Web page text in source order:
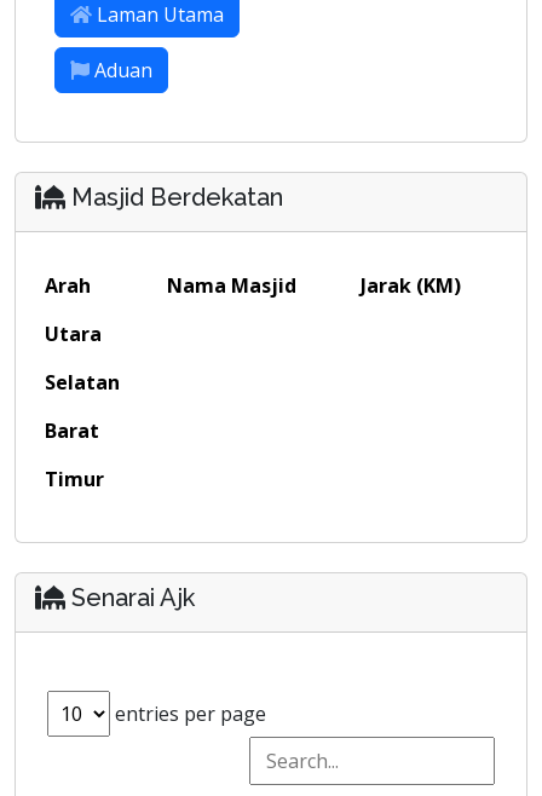
Laman Utama
Aduan
Masjid Berdekatan
Arah Nama Masjid
Jarak (KM)
Utara
Selatan
Barat
Timur
Senarai Ajk
entries per page